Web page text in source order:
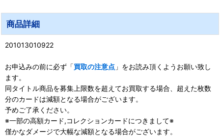
商品詳細
201013010922
お申込みの前に必ず「買取の注意点 」をお読み頂くようお願い致し
ます。
同タイトル商品を募集上限数を超えてお買取する場合、超えた枚数
分のカードは減額となる場合がございます。
予めご了承ください。
※一部の高額カード,コレクションカードにつきまして※
僅かなダメージで大幅な減額となる場合がございます。